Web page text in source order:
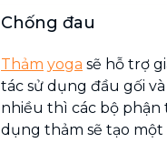
Chống đau
Thảm yoga sẽ hỗ trợ
tác sử dụng đầu gối
nhiều thì các bộ phận
dụng thảm sẽ tạo một